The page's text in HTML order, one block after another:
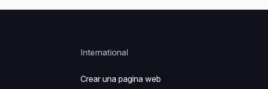
International
Crear una pagina web